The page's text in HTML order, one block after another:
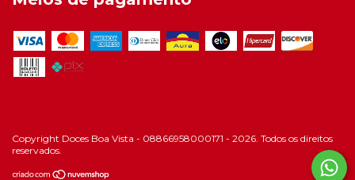
Copyright Doces Boa Vista - 08866958000171 - 2026. Todos os direitos
reservados.